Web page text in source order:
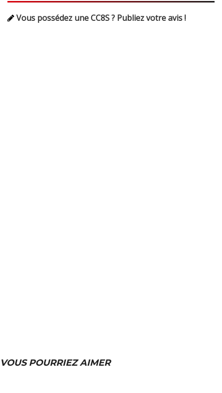
Vous possédez une CC8S ? Publiez votre avis !
VOUS POURRIEZ AIMER